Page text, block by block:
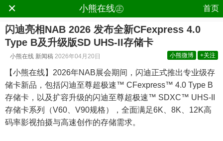
× 小熊在线㊣ 首页
闪迪亮相NAB 2026 发布全新CFexpress 4.0
Type B及升级版SD UHS-II存储卡
小熊在线 新闻稿 2026年04月20日 小熊微博 +关注
【小熊在线】2026年NAB展会期间，闪迪正式推出专业级存
储卡新品，包括闪迪至尊超极速™ CFexpress™ 4.0 Type B
存储卡，以及扩容升级的闪迪至尊超极速™ SDXC™ UHS-II
存储卡系列（V60、V90规格），全面满足6K、8K、12K高
码率影视拍摄与高速创作的存储需求。